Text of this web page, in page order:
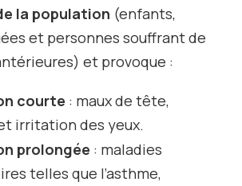
la population (enfants,
et personnes souffrant de
et provoque :
courte : maux de tête,
irritation des yeux.
prolongée : maladies
telles que l’asthme,